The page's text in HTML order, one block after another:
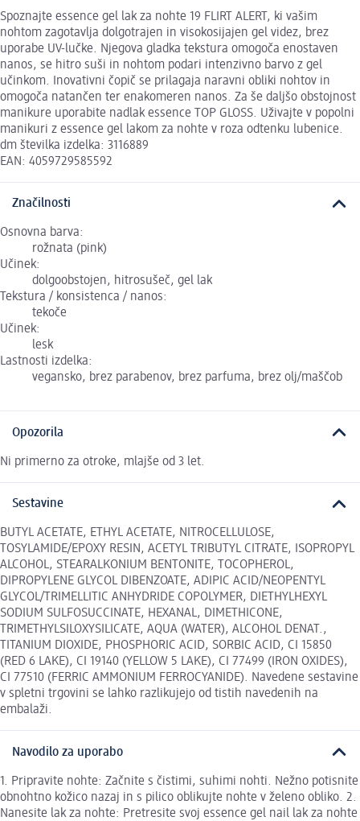
Spoznajte essence gel lak za nohte 19 FLIRT ALERT, ki vašim
nohtom zagotavlja dolgotrajen in visokosijajen gel videz, brez
uporabe UV-lučke. Njegova gladka tekstura omogoča enostaven
nanos, se hitro suši in nohtom podari intenzivno barvo z gel
učinkom. Inovativni čopič se prilagaja naravni obliki nohtov in
omogoča natančen ter enakomeren nanos. Za še daljšo obstojnost
manikure uporabite nadlak essence TOP GLOSS. Uživajte v popolni
manikuri z essence gel lakom za nohte v roza odtenku lubenice.
dm številka izdelka: 3116889
EAN: 4059729585592
Značilnosti
Osnovna barva:
rožnata (pink)
Učinek:
dolgoobstojen, hitrosušeč, gel lak
Tekstura / konsistenca / nanos:
tekoče
Učinek:
lesk
Lastnosti izdelka:
vegansko, brez parabenov, brez parfuma, brez olj/maščob
Opozorila
Ni primerno za otroke, mlajše od 3 let.
Sestavine
BUTYL ACETATE, ETHYL ACETATE, NITROCELLULOSE,
TOSYLAMIDE/EPOXY RESIN, ACETYL TRIBUTYL CITRATE, ISOPROPYL
ALCOHOL, STEARALKONIUM BENTONITE, TOCOPHEROL,
DIPROPYLENE GLYCOL DIBENZOATE, ADIPIC ACID/NEOPENTYL
GLYCOL/TRIMELLITIC ANHYDRIDE COPOLYMER, DIETHYLHEXYL
SODIUM SULFOSUCCINATE, HEXANAL, DIMETHICONE,
TRIMETHYLSILOXYSILICATE, AQUA (WATER), ALCOHOL DENAT.,
TITANIUM DIOXIDE, PHOSPHORIC ACID, SORBIC ACID, CI 15850
(RED 6 LAKE), CI 19140 (YELLOW 5 LAKE), CI 77499 (IRON OXIDES),
CI 77510 (FERRIC AMMONIUM FERROCYANIDE). Navedene sestavine
v spletni trgovini se lahko razlikujejo od tistih navedenih na
embalaži.
Navodilo za uporabo
1. Pripravite nohte: Začnite s čistimi, suhimi nohti. Nežno potisnite
obnohtno kožico nazaj in s pilico oblikujte nohte v želeno obliko. 2.
Nanesite lak za nohte: Pretresite svoj essence gel nail lak za nohte